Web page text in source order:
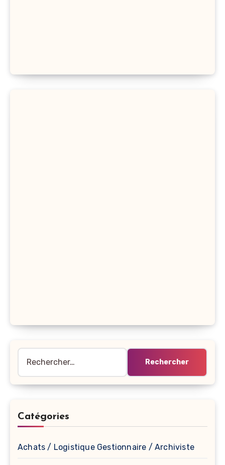
Catégories
Achats / Logistique Gestionnaire / Archiviste